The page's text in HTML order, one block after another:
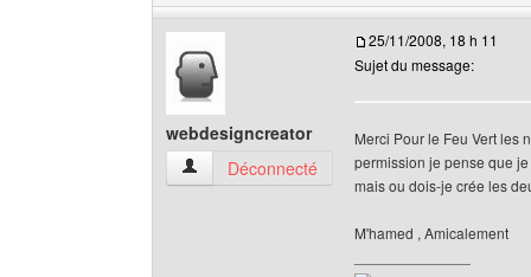
webdesigncreator
webdesigncreator Voir le profil de l'utilisateur
Déconnecté
25/11/2008, 18 h 11
Sujet du message:
Merci Pour le Feu Vert les
permission je pense que
mais ou dois-je crée les
M'hamed , Amicalement